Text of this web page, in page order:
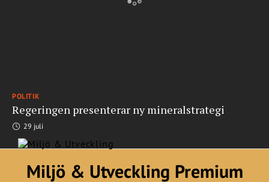
POLITIK
Regeringen presenterar ny mineralstrategi
29 juli
Miljö & Utveckling Premium